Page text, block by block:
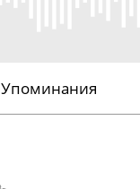
Упоминания